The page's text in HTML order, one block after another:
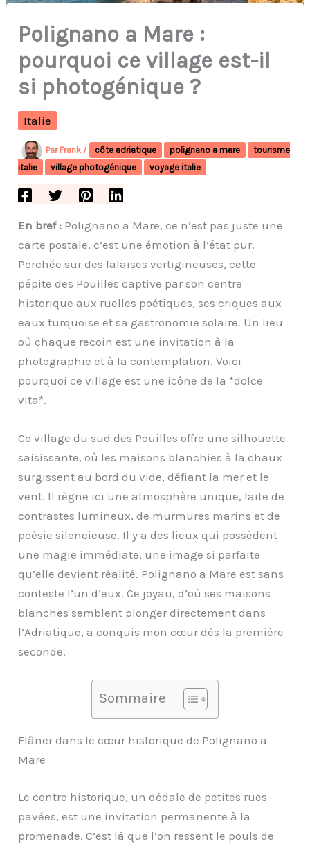
Polignano a Mare :
pourquoi ce village est-il
si photogénique ?
Italie
Par Frank / côte adriatique polignano a mare
tourisme
italie
village photogénique voyage italie
En bref : Polignano a Mare, ce n’est pas juste une
carte postale, c’est une émotion à l’état pur.
Perchée sur des falaises vertigineuses, cette
pépite des Pouilles captive par son centre
historique aux ruelles poétiques, ses criques aux
eaux turquoise et sa gastronomie solaire. Un lieu
où chaque recoin est une invitation à la
photographie et à la contemplation. Voici
pourquoi ce village est une icône de la *dolce
vita*.
Ce village du sud des Pouilles offre une silhouette
saisissante, où les maisons blanchies à la chaux
surgissent au bord du vide, défiant la mer et le
vent. Il règne ici une atmosphère unique, faite de
contrastes lumineux, de murmures marins et de
poésie silencieuse. Il y a des lieux qui possèdent
une magie immédiate, une image si parfaite
qu’elle devient réalité. Polignano a Mare est sans
conteste l’un d’eux. Ce joyau, d’où ses maisons
blanches semblent plonger directement dans
l’Adriatique, a conquis mon cœur dès la première
seconde.
Sommaire
Flâner dans le cœur historique de Polignano a
Mare
Le centre historique, un dédale de petites rues
pavées, est une invitation permanente à la
promenade. C’est là que l’on ressent le pouls de